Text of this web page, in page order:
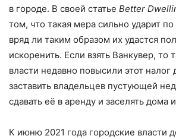
в городе. В своей статье Better
том, что такая мера сильно ударит
вряд ли таким образом их удастся
искоренить. Если взять Ванкувер, то
власти недавно повысили этот налог
заставить владельцев пустующей
сдавать её в аренду и заселять дома
К июню 2021 года городские власти